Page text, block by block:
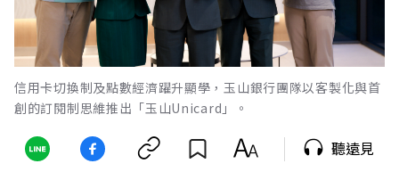
信用卡切換制及點數經濟躍升顯學，玉山銀行團隊以客製化與首
創的訂閱制思維推出「玉山Unicard」。
聽遠見